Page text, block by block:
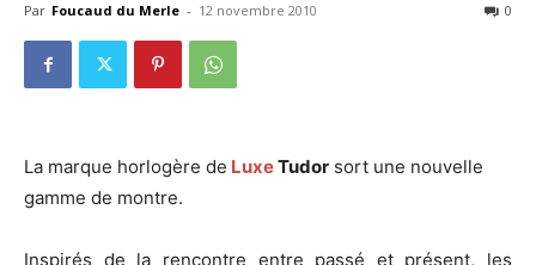
Par Foucaud du Merle - 12 novembre 2010 0
La marque horlogère de LuxeTudor sort une nouvelle
gamme de montre.
Inspirés de la rencontre entre passé et présent, les